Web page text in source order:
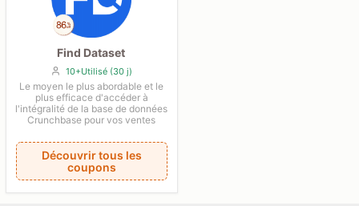
Find Dataset
10+Utilisé (30 j)
Le moyen le plus abordable et le
plus efficace d'accéder à
l'intégralité de la base de données
Crunchbase pour vos ventes
Découvrir tous les
coupons